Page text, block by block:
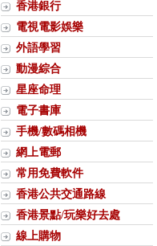
香港銀行
電視電影娛樂
外語學習
動漫綜合
星座命理
電子書庫
手機/數碼相機
網上電郵
常用免費軟件
香港公共交通路線
香港景點/玩樂好去處
線上購物